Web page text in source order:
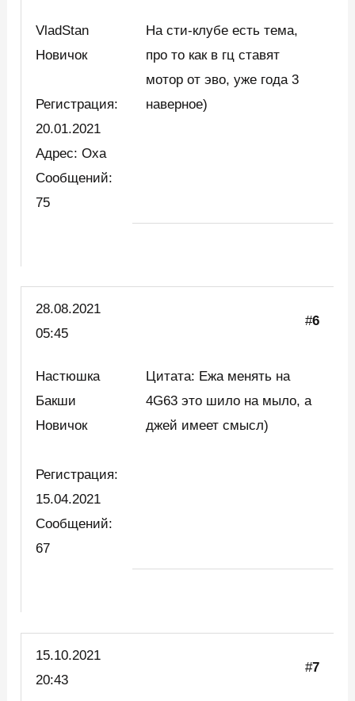
VladStan
Новичок
Регистрация:
20.01.2021
Адрес: Оха
Сообщений:
75
На сти-клубе есть тема,
про то как в гц ставят
мотор от эво, уже года 3
наверное)
28.08.2021
05:45
#6
Настюшка
Бакши
Новичок
Регистрация:
15.04.2021
Сообщений:
67
Цитата: Ежа менять на
4G63 это шило на мыло, а
джей имеет смысл)
15.10.2021
20:43
#7